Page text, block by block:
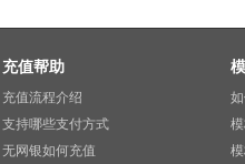
充值帮助
充值流程介绍
支持哪些支付方式
无网银如何充值